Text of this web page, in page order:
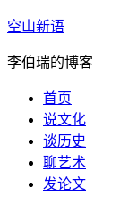
空山新语
李伯瑞的博客
首页
说文化
谈历史
聊艺术
发论文